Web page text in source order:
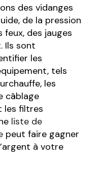
des vidanges
de la pression
feux, des jauges
Ils sont
les
tels
les
câblage
les filtres
liste de
peut faire gagner
à votre